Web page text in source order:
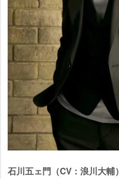
石川五ェ門（CV：浪川大輔）